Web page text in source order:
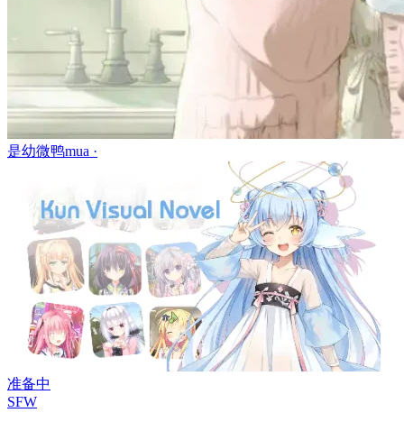
是幼微鸭mua ·
准备中
SFW